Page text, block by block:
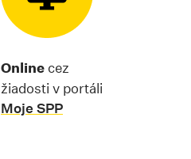
Online cez
žiadosti v portáli
Moje SPP